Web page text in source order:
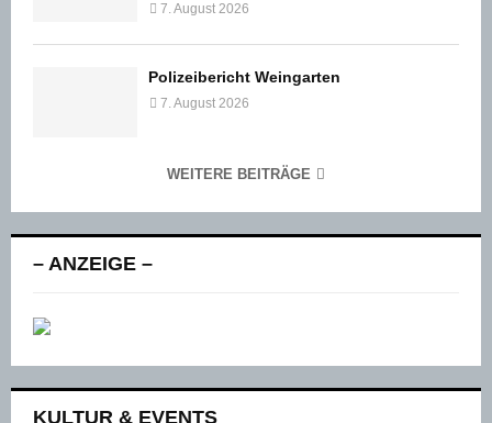
7. August 2026
Polizeibericht Weingarten
7. August 2026
WEITERE BEITRÄGE
– ANZEIGE –
KULTUR & EVENTS